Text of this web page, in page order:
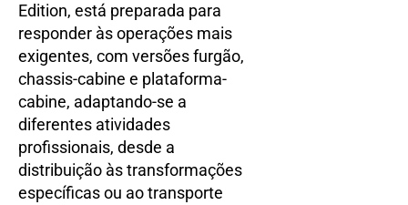
Edition, está preparada para
responder às operações mais
exigentes, com versões furgão,
chassis-cabine e plataforma-
cabine, adaptando-se a
diferentes atividades
profissionais, desde a
distribuição às transformações
específicas ou ao transporte